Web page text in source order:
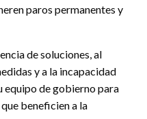
paros permanentes y
de soluciones, al
y a la incapacidad
equipo de gobierno para
beneficien a la